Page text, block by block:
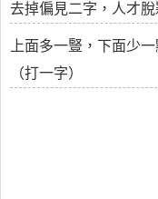
去掉偏見二字，人才脫
上面多一豎，下面少
（打一字）